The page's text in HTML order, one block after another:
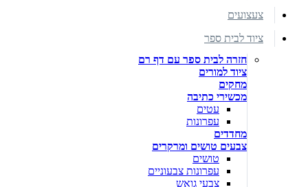
צעצועים
ציוד לבית ספר
חזרה לבית ספר עם דף רם
ציוד למורים
מחקים
מכשירי כתיבה
עטים
עפרונות
מחדדים
צבעים טושים ומרקרים
טושים
עפרונות צבעוניים
צבעי גואש